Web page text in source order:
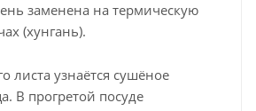
заменена на термическую
(хунгань).
листа узнаётся сушёное
В прогретой посуде